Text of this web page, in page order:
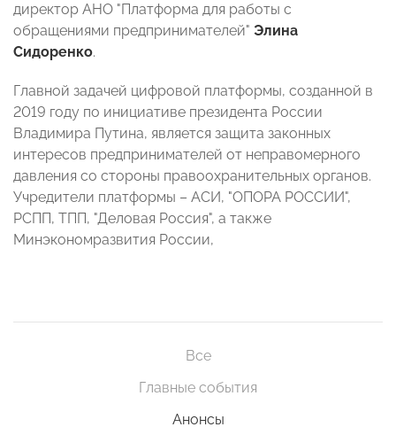
директор АНО "Платформа для работы с
обращениями предпринимателей" Элина
Сидоренко.
Главной задачей цифровой платформы, созданной в
2019 году по инициативе президента России
Владимира Путина, является защита законных
интересов предпринимателей от неправомерного
давления со стороны правоохранительных органов.
Учредители платформы – АСИ, "ОПОРА РОССИИ",
РСПП, ТПП, "Деловая Россия", а также
Минэкономразвития России,
Все
Главные события
Анонсы